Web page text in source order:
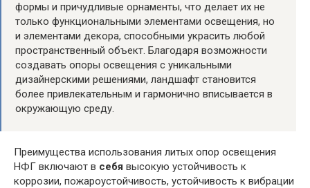
формы и причудливые орнаменты, что делает их не
только функциональными элементами освещения, но
и элементами декора, способными украсить любой
пространственный объект. Благодаря возможности
создавать опоры освещения с уникальными
дизайнерскими решениями, ландшафт становится
более привлекательным и гармонично вписывается в
окружающую среду.
Преимущества использования литых опор освещения
НФГ включают в себя высокую устойчивость к
коррозии, пожароустойчивость, устойчивость к вибрации